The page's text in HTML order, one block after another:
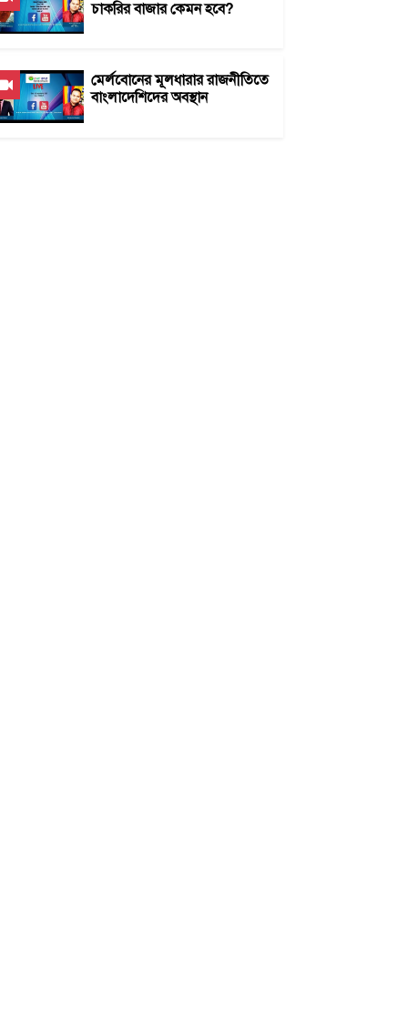
চাকরির বাজার কেমন হবে?
মের্লবোনের মূলধারার রাজনীতিতে
বাংলাদেশিদের অবস্থান